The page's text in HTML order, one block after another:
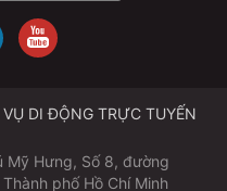
hỗ trợ trung chuyển.
DI ĐỘNG TRỰC TUYẾN
Mỹ Hưng, Số 8, đường
phố Hồ Chí Minh